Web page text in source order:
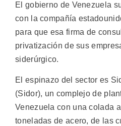
El gobierno de Venezuela
con la compañía
para que esa firma de
privatización de sus
siderúrgico.
El espinazo del sector es
(Sidor), un complejo de
Venezuela con una colada
toneladas de acero, de las